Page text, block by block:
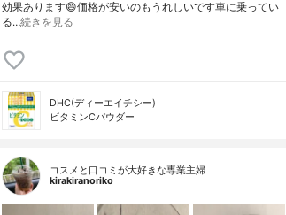
効果あります😄価格が安いのもうれしいです車に乗ってい
る…続きを見る
DHC(ディーエイチシー)
ビタミンCパウダー
コスメと口コミが大好きな専業主婦
kirakiranoriko